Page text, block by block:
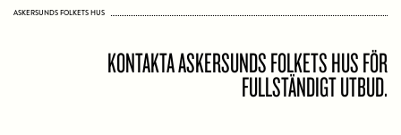
ASKERSUNDS FOLKETS HUS
KONTAKTA ASKERSUNDS FOLKETS HUS FÖR
FULLSTÄNDIGT UTBUD.